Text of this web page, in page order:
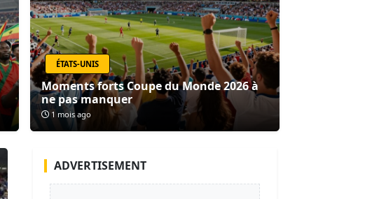
ÉTATS-UNIS
Moments forts Coupe du Monde 2026 à
ne pas manquer
1 mois ago
ADVERTISEMENT